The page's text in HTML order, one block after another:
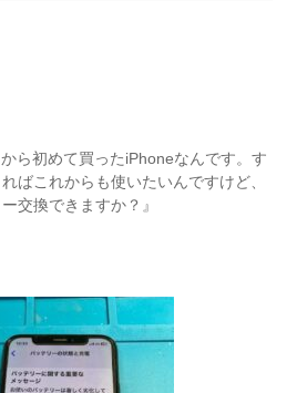
ら初めて買ったiPhoneなんです。す
ばこれからも使いたいんですけど、
交換できますか？』